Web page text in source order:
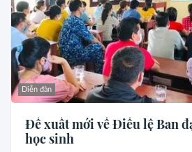
Diễn đàn
Đề xuất mới về Điều lệ Ban
học sinh